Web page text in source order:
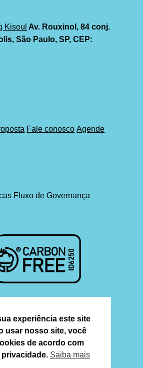
Kisoul Av. Rouxinol, 84 conj.
São Paulo, SP, CEP:
Fale conosco Agende
Fluxo de Governança
experiência este site
usar nosso site, você
de acordo com
Saiba mais